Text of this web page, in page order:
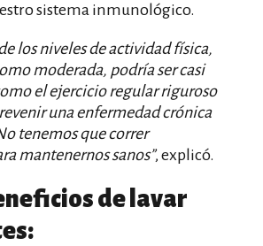
sistema inmunológico.
los niveles de actividad física,
moderada, podría ser casi
el ejercicio regular riguroso
una enfermedad crónica
tenemos que correr
mantenernos sanos”, explicó.
de lavar